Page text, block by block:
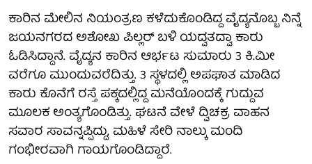
ಕಾರಿನ ಮೇಲಿನ ನಿಯಂತ್ರಣ ಕಳೆದುಕೊಂಡಿದ್ದ ವೈದ್ಯನೊಬ್ಬ ನಿನ್ನೆ
ಜಯನಗರದ ಅಶೋಖ ಪಿಲ್ಲರ್ ಬಳಿ ಯದ್ವತದ್ವಾ ಕಾರು
ಓಡಿಸಿದ್ದಾನೆ. ವೈದ್ಯನ ಕಾರಿನ ಆರ್ಭಟ ಸುಮಾರು 3 ಕಿ.ಮೀ
ವರೆಗೂ ಮುಂದುವರೆದಿತ್ತು. 3 ಸ್ಥಳದಲ್ಲಿ ಅಪಘಾತ ಮಾಡಿದ
ಕಾರು ಕೊನೆಗೆ ರಸ್ತೆ ಪಕ್ಕದಲ್ಲಿದ್ದ ಮನೆಯೊಂದಕ್ಕೆ ಗುದ್ದುವ
ಮೂಲಕ ಅಂತ್ಯಗೊಂಡಿತ್ತು. ಘಟನೆ ವೇಳೆ ದ್ವಿಚಕ್ರ ವಾಹನ
ಸವಾರ ಸಾವನ್ನಪ್ಪಿದ್ದು, ಮಹಿಳೆ ಸೇರಿ ನಾಲ್ಕು ಮಂದಿ
ಗಂಭೀರವಾಗಿ ಗಾಯಗೊಂಡಿದ್ದಾರೆ.